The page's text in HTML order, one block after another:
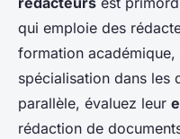
qui emploie des
formation
spécialisation dans les
parallèle, évaluez leur
rédaction de